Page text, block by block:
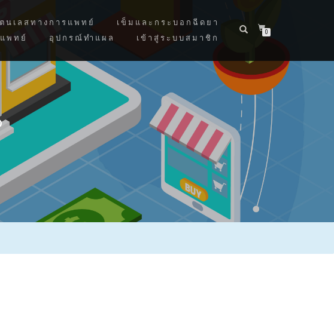
นเลสทางการแพทย์
เข็มและกระบอกฉีดยา
พทย์
อุปกรณ์ทำแผล เข้าสู่ระบบสมาชิก
0